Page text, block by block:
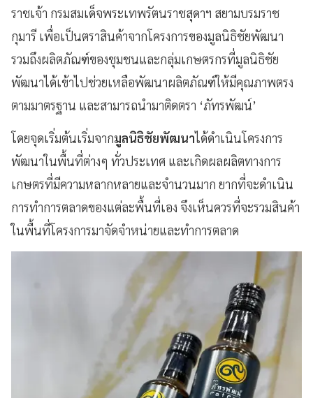
ราชเจ้า กรมสมเด็จพระเทพรัตนราชสุดาฯ สยามบรมราช
กุมารี เพื่อเป็นตราสินค้าจากโครงการของมูลนิธิชัยพัฒนา
รวมถึงผลิตภัณฑ์ของชุมชนและกลุ่มเกษตรกรที่มูลนิธิชัย
พัฒนาได้เข้าไปช่วยเหลือพัฒนาผลิตภัณฑ์ให้มีคุณภาพตรง
ตามมาตรฐาน และสามารถนำมาติดตรา ‘ภัทรพัฒน์’
โดยจุดเริ่มต้นเริ่มจากมูลนิธิชัยพัฒนาได้ดำเนินโครงการ
พัฒนาในพื้นที่ต่างๆ ทั่วประเทศ และเกิดผลผลิตทางการ
เกษตรที่มีความหลากหลายและจำนวนมาก ยากที่จะดำเนิน
การทำการตลาดของแต่ละพื้นที่เอง จึงเห็นควรที่จะรวมสินค้า
ในพื้นที่โครงการมาจัดจำหน่ายและทำการตลาด